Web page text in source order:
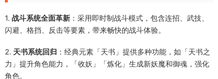
1. 战斗系统全面革新 ：采用即时制战斗模式，包含连招、武技、
闪避、格挡、反击等要素，带来畅快的战斗体验。
2. 天书系统回归 ：经典元素「天书」提供多种功能，如「天书之
力」提升角色能力，「收妖」「炼化」生成新妖魔和御魂，强化
角色。